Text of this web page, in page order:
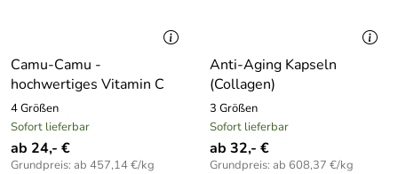
Camu-Camu -
hochwertiges Vitamin C
4 Größen
Sofort lieferbar
ab 24,- €
Grundpreis: ab 457,14 €/kg
Anti-Aging Kapseln
(Collagen)
3 Größen
Sofort lieferbar
ab 32,- €
Grundpreis: ab 608,37 €/kg